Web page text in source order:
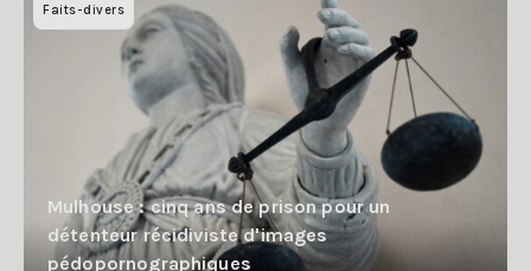
Faits-divers
Mulhouse : cinq ans de prison pour un
détenteur récidiviste d'images
pédopornographiques